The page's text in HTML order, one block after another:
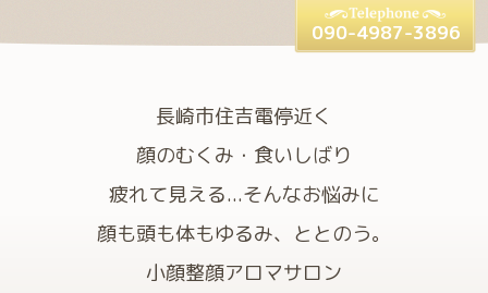
長崎市住吉電停近く
顔のむくみ・食いしばり
疲れて見える...そんなお悩みに
顔も頭も体もゆるみ、ととのう。
小顔整顔アロマサロン
090-4987-3896